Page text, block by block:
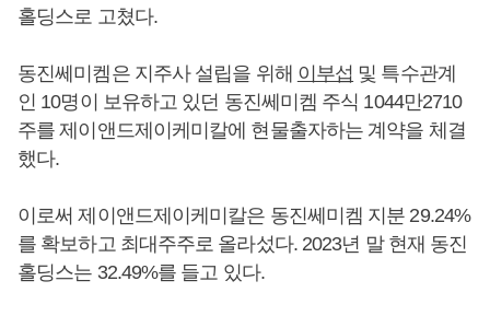
홀딩스로 고쳤다.
동진쎄미켐은 지주사 설립을 위해 이부섭 및 특수관계
인 10명이 보유하고 있던 동진쎄미켐 주식 1044만2710
주를 제이앤드제이케미칼에 현물출자하는 계약을 체결
했다.
이로써 제이앤드제이케미칼은 동진쎄미켐 지분 29.24%
를 확보하고 최대주주로 올라섰다. 2023년 말 현재 동진
홀딩스는 32.49%를 들고 있다.